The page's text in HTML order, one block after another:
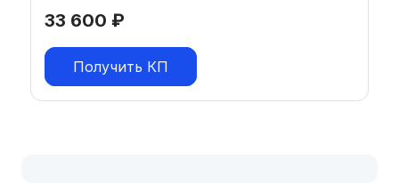
33 600 ₽
Получить КП